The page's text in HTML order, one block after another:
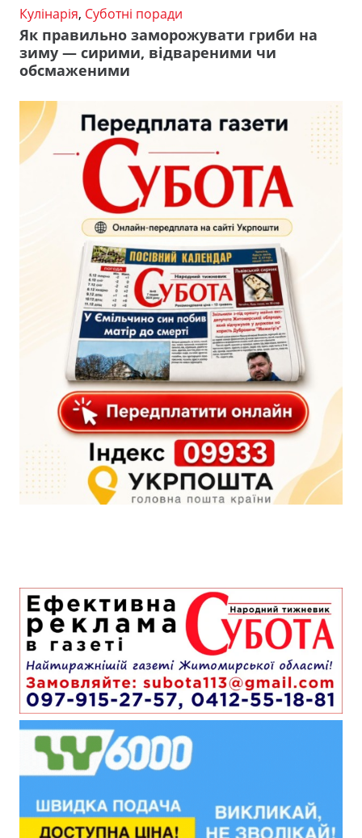
Кулінарія, Суботні поради
Як правильно заморожувати гриби на
зиму — сирими, відвареними чи
обсмаженими